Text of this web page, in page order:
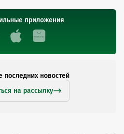
приложения
последних новостей
на рассылку